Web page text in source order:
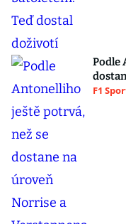
Podle
F1